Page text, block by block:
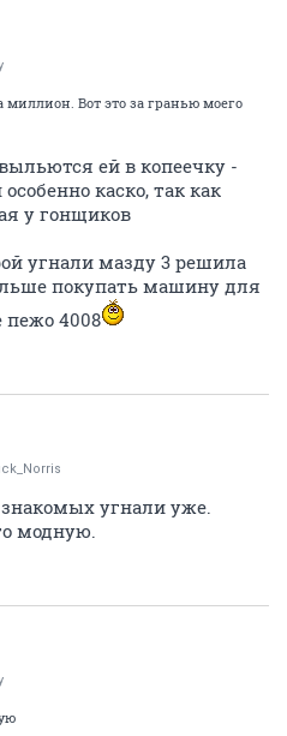
миллион. Вот это за гранью моего
ей в копеечку -
каско, так как
у гонщиков
угнали мазду 3 решила
покупать машину для
пежо 4008
угнали уже.
модную.